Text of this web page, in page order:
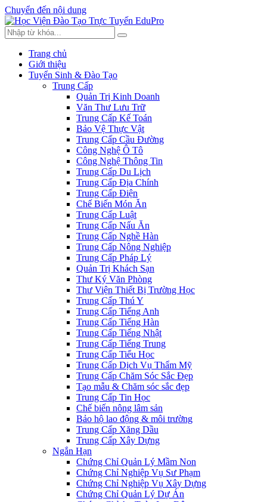
Chuyển đến nội dung
Trang chủ
Giới thiệu
Tuyển Sinh & Đào Tạo
Trung Cấp
Quản Trị Kinh Doanh
Văn Thư Lưu Trữ
Trung Cấp Kế Toán
Bảo Vệ Thực Vật
Trung Cấp Cầu Đường
Công Nghệ Ô Tô
Công Nghệ Thông Tin
Trung Cấp Du Lịch
Trung Cấp Địa Chính
Trung Cấp Điện
Chế Biến Món Ăn
Trung Cấp Luật
Trung Cấp Nấu Ăn
Trung Cấp Nghề Hàn
Trung Cấp Nông Nghiệp
Trung Cấp Pháp Lý
Quản Trị Khách Sạn
Thư Ký Văn Phòng
Thư Viện Thiết Bị Trường Học
Trung Cấp Thú Y
Trung Cấp Tiếng Anh
Trung Cấp Tiếng Hàn
Trung Cấp Tiếng Nhật
Trung Cấp Tiếng Trung
Trung Cấp Tiểu Học
Trung Cấp Dịch Vụ Thẩm Mỹ
Trung Cấp Chăm Sóc Sắc Đẹp
Tạo mẫu & Chăm sóc sắc đẹp
Trung Cấp Tin Học
Chế biến nông lâm sản
Bảo hộ lao động & môi trường
Trung Cấp Xăng Dầu
Trung Cấp Xây Dựng
Ngắn Hạn
Chứng Chỉ Quản Lý Mầm Non
Chứng Chỉ Nghiệp Vụ Sư Phạm
Chứng Chỉ Nghiệp Vụ Xây Dựng
Chứng Chỉ Quản Lý Dự Án